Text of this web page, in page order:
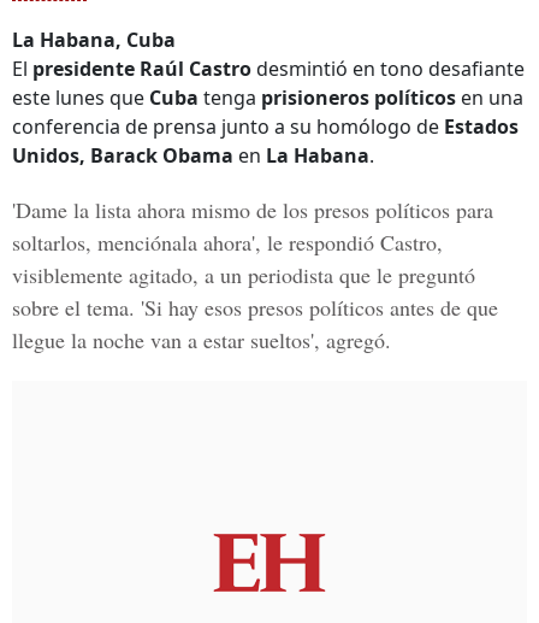
La Habana, Cuba
El presidente Raúl Castrodesmintió en tono desafiante
este lunes que Cuba tenga prisioneros políticos en una
conferencia de prensa junto a su homólogo de Estados
Unidos, Barack Obama en La Habana.
'Dame la lista ahora mismo de los presos políticos para
soltarlos, menciónala ahora', le respondió Castro,
visiblemente agitado, a un periodista que le preguntó
sobre el tema. 'Si hay esos presos políticos antes de que
llegue la noche van a estar sueltos', agregó.